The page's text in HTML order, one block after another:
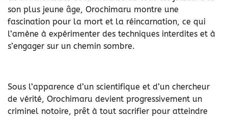
son plus jeune âge, Orochimaru montre une
fascination pour la mort et la réincarnation, ce qui
l’amène à expérimenter des techniques interdites et à
s’engager sur un chemin sombre.
Sous l’apparence d’un scientifique et d’un chercheur
de vérité, Orochimaru devient progressivement un
criminel notoire, prêt à tout sacrifier pour atteindre